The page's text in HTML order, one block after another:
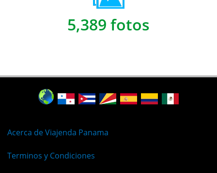
5,389 fotos
Acerca de Viajenda Panama
Terminos y Condiciones